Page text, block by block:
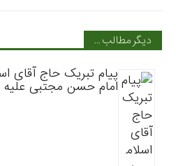
دیگر مطالب …
پیام تبریک حاج آقای
امام حسن مجتبی علیه